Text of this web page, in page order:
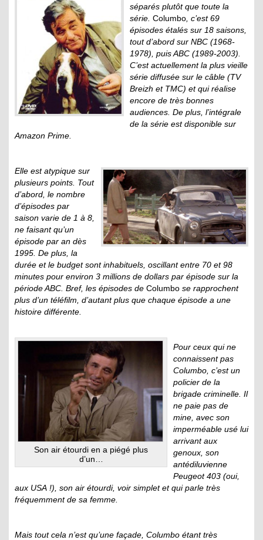
séparés plutôt que toute la
série. Columbo , c’est 69
épisodes étalés sur 18 saisons,
tout d’abord sur NBC (1968-
1978), puis ABC (1989-2003).
C’est actuellement la plus vieille
série diffusée sur le câble (TV
Breizh et TMC) et qui réalise
encore de très bonnes
audiences. De plus, l’intégrale
de la série est disponible sur
Amazon Prime.
Elle est atypique sur
plusieurs points. Tout
d’abord, le nombre
d’épisodes par
saison varie de 1 à 8,
ne faisant qu’un
épisode par an dès
1995. De plus, la
durée et le budget sont inhabituels, oscillant entre 70 et 98
minutes pour environ 3 millions de dollars par épisode sur la
période ABC. Bref, les épisodes de Columbo se rapprochent
plus d’un téléfilm, d’autant plus que chaque épisode a une
histoire différente.
Son air étourdi en a piégé plus
d’un…
Pour ceux qui ne
connaissent pas
Columbo, c’est un
policier de la
brigade criminelle. Il
ne paie pas de
mine, avec son
imperméable usé lui
arrivant aux
genoux, son
antédiluvienne
Peugeot 403 (oui,
aux USA !), son air étourdi, voir simplet et qui parle très
fréquemment de sa femme.
Mais tout cela n’est qu’une façade, Columbo étant très